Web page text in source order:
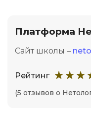
Платформа
Сайт школы –
Рейтинг
(5 отзывов о